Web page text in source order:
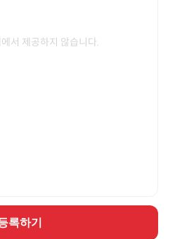
서 제공하지 않습니다.
록하기